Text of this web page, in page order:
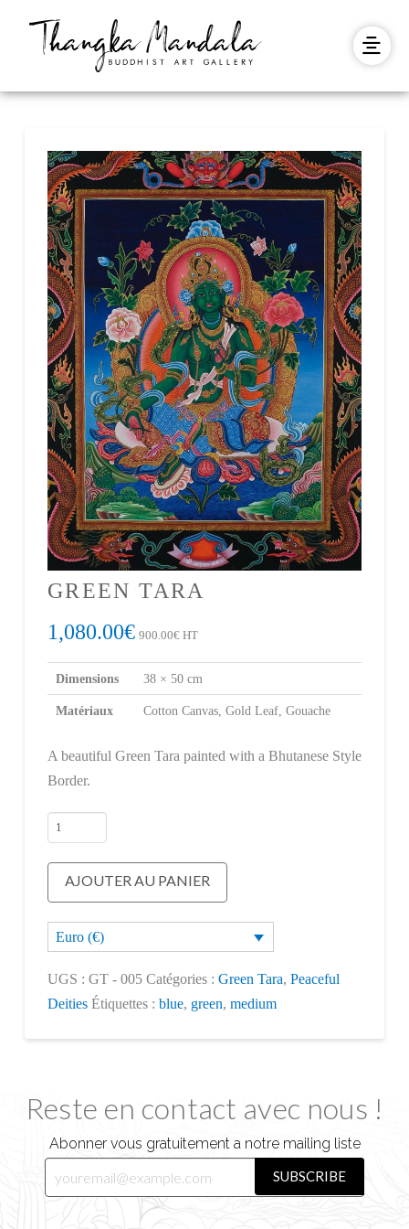
GREEN TARA
1,080.00€ 900.00€HT
Dimensions 38 × 50 cm
Matériaux Cotton Canvas, Gold Leaf, Gouache
A beautiful Green Tara painted with a Bhutanese Style
Border.
quantité
de
Green
Tara
AJOUTER AU PANIER
Euro (€)
UGS : GT - 005 Catégories : Green Tara, Peaceful
Deities Étiquettes : blue, green, medium
Reste en contact avec nous !
Abonner vous gratuitement a notre mailing liste